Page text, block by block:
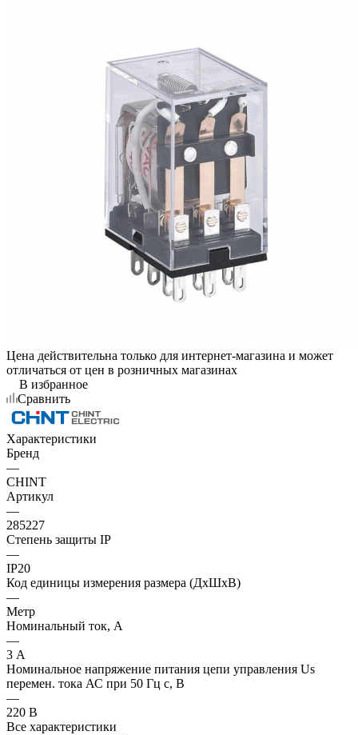
Цена действительна только для интернет-магазина и может
отличаться от цен в розничных магазинах
В избранное
Сравнить
Характеристики
Бренд
—
CHINT
Артикул
—
285227
Степень защиты IP
—
IP20
Код единицы измерения размера (ДхШхВ)
—
Метр
Номинальный ток, А
—
3 А
Номинальное напряжение питания цепи управления Us
перемен. тока АС при 50 Гц с, В
—
220 В
Все характеристики